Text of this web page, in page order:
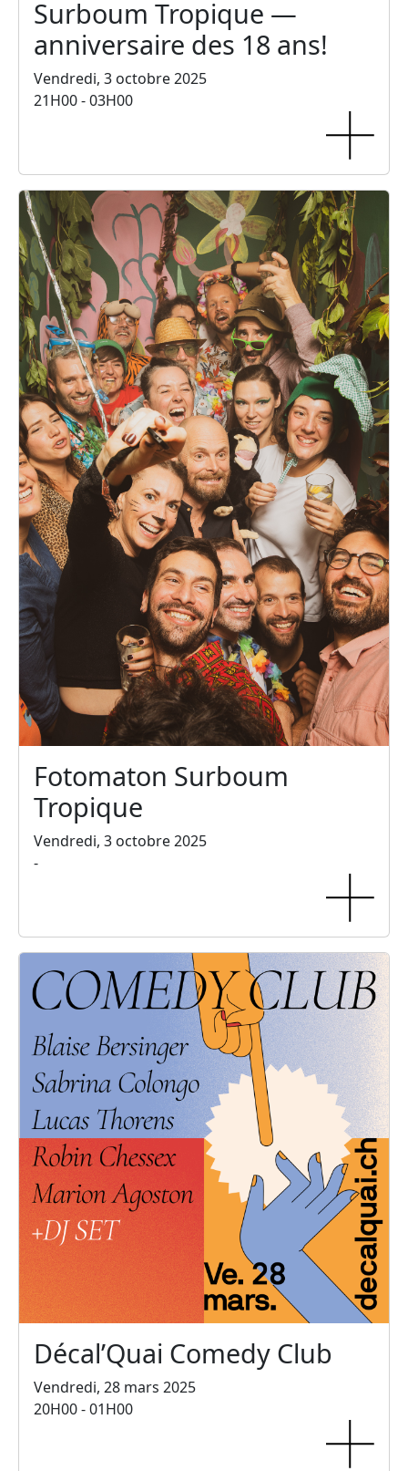
Surboum Tropique —
anniversaire des 18 ans!
Vendredi, 3 octobre 2025
21H00 - 03H00
Fotomaton Surboum
Tropique
Vendredi, 3 octobre 2025
-
Décal’Quai Comedy Club
Vendredi, 28 mars 2025
20H00 - 01H00